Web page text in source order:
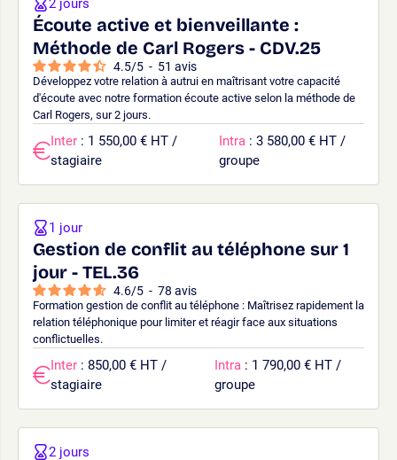
Écoute active et bienveillante :
Méthode de Carl Rogers - CDV.25
4.5/5 - 51 avis
Développez votre relation à autrui en maîtrisant votre capacité
d'écoute avec notre formation écoute active selon la méthode de
Carl Rogers, sur 2 jours.
2 jours
Inter : 1 550,00 € HT /
stagiaire
Intra : 3 580,00 € HT /
groupe
Gestion de conflit au téléphone sur 1
jour - TEL.36
4.6/5 - 78 avis
Formation gestion de conflit au téléphone : Maîtrisez rapidement la
relation téléphonique pour limiter et réagir face aux situations
conflictuelles.
1 jour
Inter : 850,00 € HT /
stagiaire
Intra : 1 790,00 € HT /
groupe
2 jours